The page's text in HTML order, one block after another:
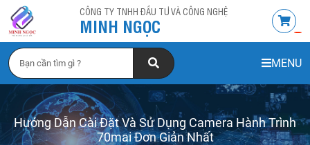
CÔNG TY TNHH ĐẦU TƯ VÀ CÔNG NGHỆ
MINH NGỌC
MENU
Hướng Dẫn Cài Đặt Và Sử Dụng Camera Hành Trình
70mai Đơn Giản Nhất